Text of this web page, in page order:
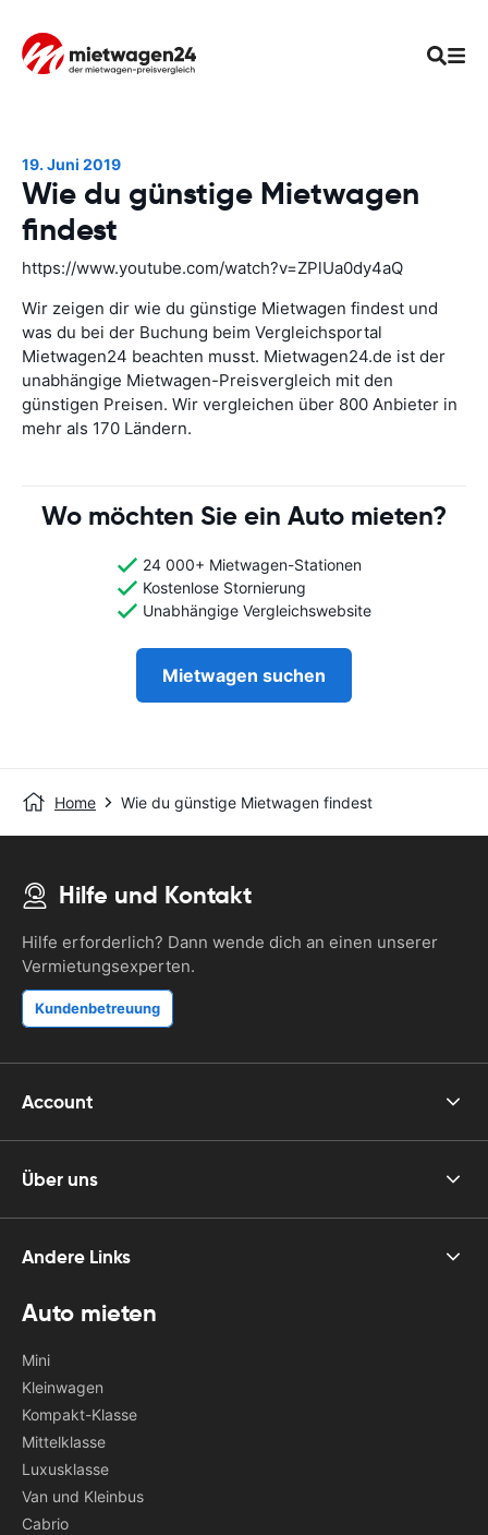
19. Juni 2019
Wie du günstige Mietwagen
findest
https://www.youtube.com/watch?v=ZPlUa0dy4aQ
Wir zeigen dir wie du günstige Mietwagen findest und
was du bei der Buchung beim Vergleichsportal
Mietwagen24 beachten musst. Mietwagen24.de ist der
unabhängige Mietwagen-Preisvergleich mit den
günstigen Preisen. Wir vergleichen über 800 Anbieter in
mehr als 170 Ländern.
Wo möchten Sie ein Auto mieten?
24 000+ Mietwagen-Stationen
Kostenlose Stornierung
Unabhängige Vergleichswebsite
Mietwagen suchen
Home Wie du günstige Mietwagen findest
Hilfe und Kontakt
Hilfe erforderlich? Dann wende dich an einen unserer
Vermietungsexperten.
Kundenbetreuung
Account
Über uns
Andere Links
Auto mieten
Mini
Kleinwagen
Kompakt-Klasse
Mittelklasse
Luxusklasse
Van und Kleinbus
Cabrio